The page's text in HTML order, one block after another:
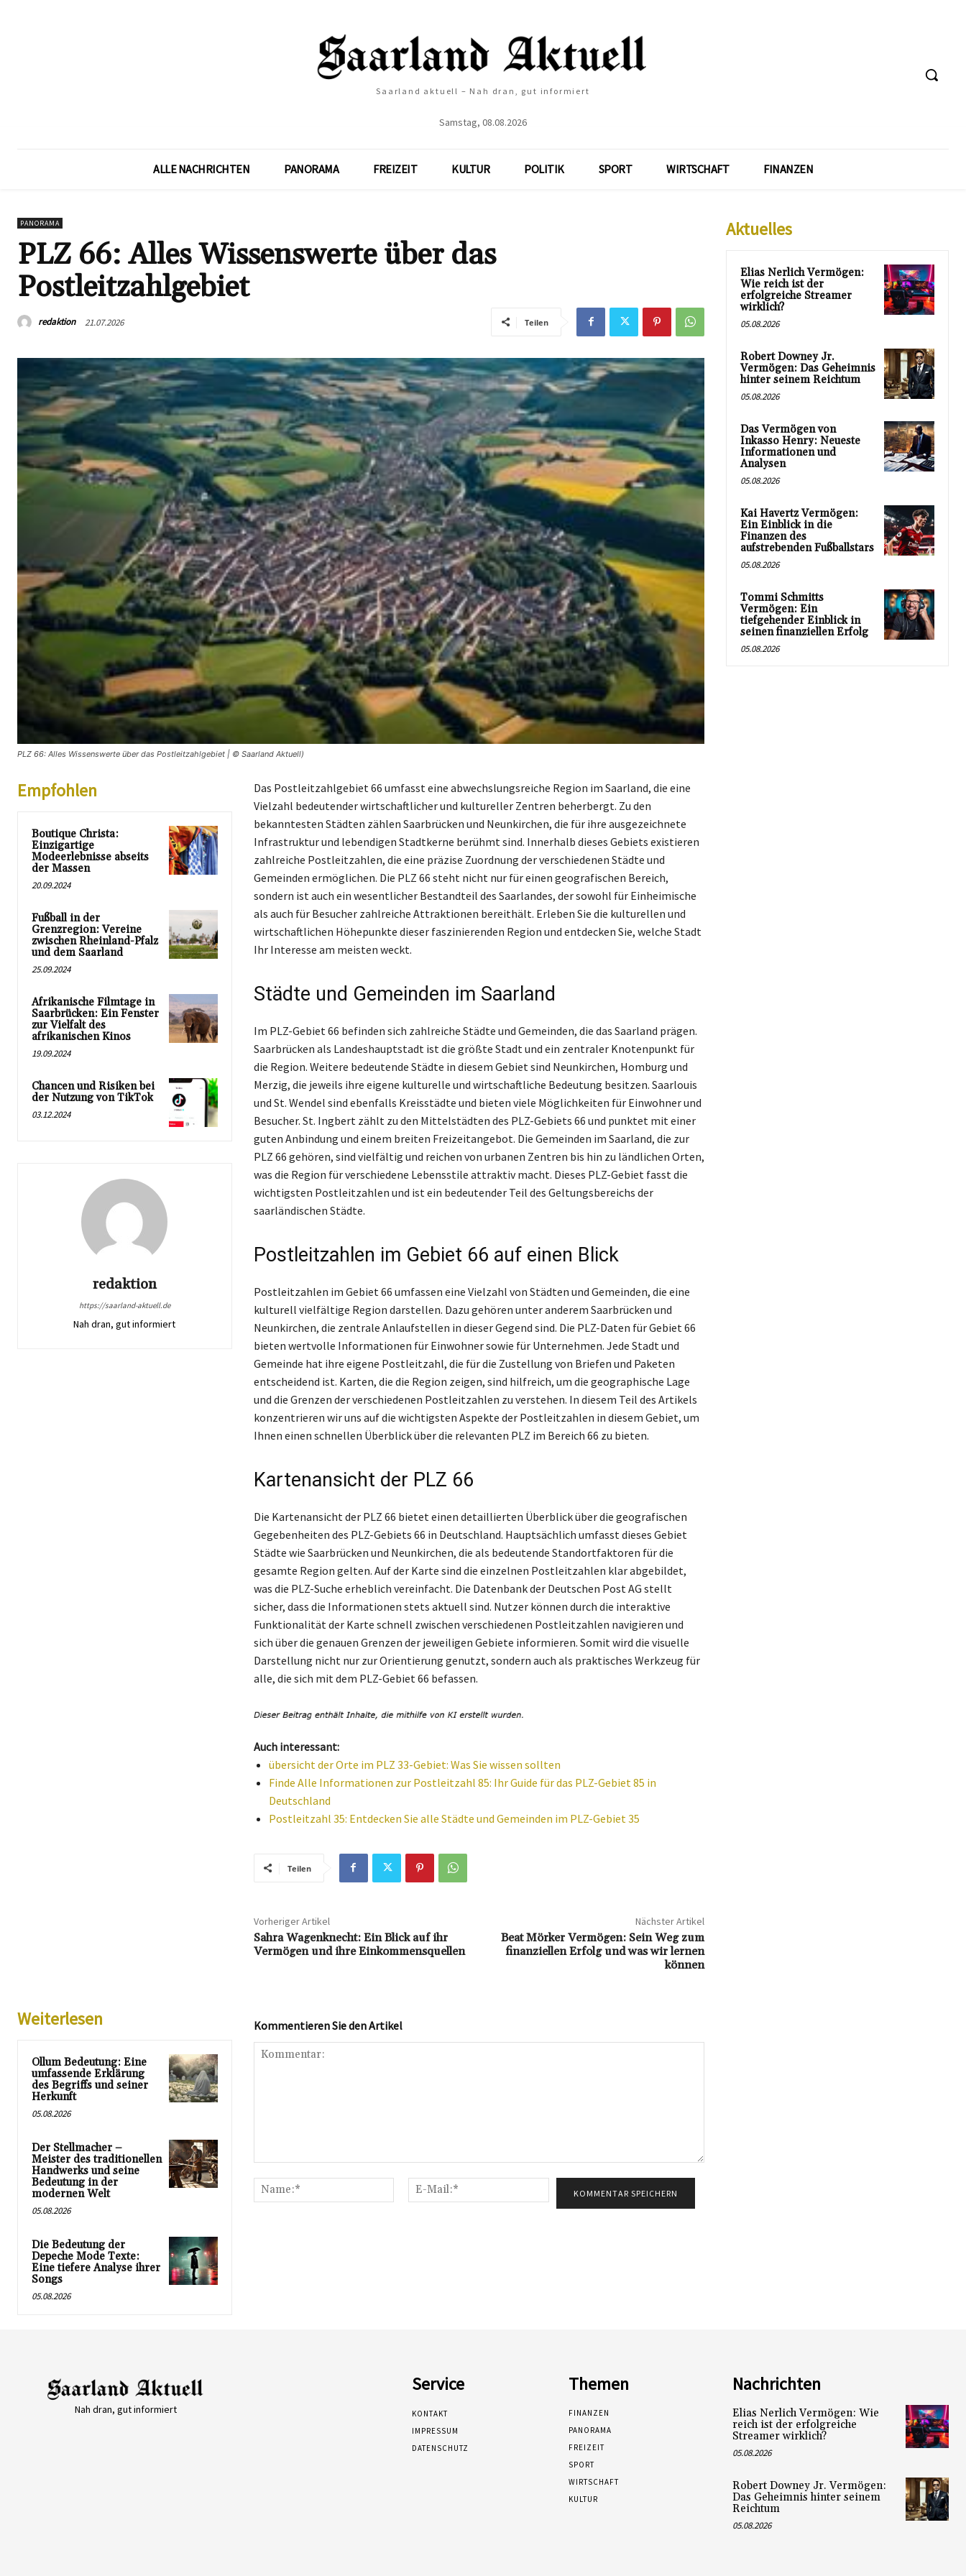
Saarland aktuell – Nah dran, gut informiert
Samstag, 08.08.2026
ALLE NACHRICHTEN PANORAMA FREIZEIT KULTUR POLITIK SPORT WIRTSCHAFT FINANZEN
PANORAMA
PLZ 66: Alles Wissenswerte über das
Postleitzahlgebiet
redaktion 21.07.2026 Teilen
PLZ 66: Alles Wissenswerte über das Postleitzahlgebiet | © Saarland Aktuell)
Empfohlen
Boutique Christa:
Einzigartige
Modeerlebnisse abseits
der Massen
20.09.2024
Fußball in der
Grenzregion: Vereine
zwischen Rheinland-Pfalz
und dem Saarland
25.09.2024
Afrikanische Filmtage in
Saarbrücken: Ein Fenster
zur Vielfalt des
afrikanischen Kinos
19.09.2024
Chancen und Risiken bei
der Nutzung von TikTok
03.12.2024
redaktion
https://saarland-aktuell.de
Nah dran, gut informiert
Das Postleitzahlgebiet 66 umfasst eine abwechslungsreiche Region im Saarland, die eine
Vielzahl bedeutender wirtschaftlicher und kultureller Zentren beherbergt. Zu den
bekanntesten Städten zählen Saarbrücken und Neunkirchen, die für ihre ausgezeichnete
Infrastruktur und lebendigen Stadtkerne berühmt sind. Innerhalb dieses Gebiets existieren
zahlreiche Postleitzahlen, die eine präzise Zuordnung der verschiedenen Städte und
Gemeinden ermöglichen. Die PLZ 66 steht nicht nur für einen geografischen Bereich,
sondern ist auch ein wesentlicher Bestandteil des Saarlandes, der sowohl für Einheimische
als auch für Besucher zahlreiche Attraktionen bereithält. Erleben Sie die kulturellen und
wirtschaftlichen Höhepunkte dieser faszinierenden Region und entdecken Sie, welche Stadt
Ihr Interesse am meisten weckt.
Städte und Gemeinden im Saarland
Im PLZ-Gebiet 66 befinden sich zahlreiche Städte und Gemeinden, die das Saarland prägen.
Saarbrücken als Landeshauptstadt ist die größte Stadt und ein zentraler Knotenpunkt für
die Region. Weitere bedeutende Städte in diesem Gebiet sind Neunkirchen, Homburg und
Merzig, die jeweils ihre eigene kulturelle und wirtschaftliche Bedeutung besitzen. Saarlouis
und St. Wendel sind ebenfalls Kreisstädte und bieten viele Möglichkeiten für Einwohner und
Besucher. St. Ingbert zählt zu den Mittelstädten des PLZ-Gebiets 66 und punktet mit einer
guten Anbindung und einem breiten Freizeitangebot. Die Gemeinden im Saarland, die zur
PLZ 66 gehören, sind vielfältig und reichen von urbanen Zentren bis hin zu ländlichen Orten,
was die Region für verschiedene Lebensstile attraktiv macht. Dieses PLZ-Gebiet fasst die
wichtigsten Postleitzahlen und ist ein bedeutender Teil des Geltungsbereichs der
saarländischen Städte.
Postleitzahlen im Gebiet 66 auf einen Blick
Postleitzahlen im Gebiet 66 umfassen eine Vielzahl von Städten und Gemeinden, die eine
kulturell vielfältige Region darstellen. Dazu gehören unter anderem Saarbrücken und
Neunkirchen, die zentrale Anlaufstellen in dieser Gegend sind. Die PLZ-Daten für Gebiet 66
bieten wertvolle Informationen für Einwohner sowie für Unternehmen. Jede Stadt und
Gemeinde hat ihre eigene Postleitzahl, die für die Zustellung von Briefen und Paketen
entscheidend ist. Karten, die die Region zeigen, sind hilfreich, um die geographische Lage
und die Grenzen der verschiedenen Postleitzahlen zu verstehen. In diesem Teil des Artikels
konzentrieren wir uns auf die wichtigsten Aspekte der Postleitzahlen in diesem Gebiet, um
Ihnen einen schnellen Überblick über die relevanten PLZ im Bereich 66 zu bieten.
Kartenansicht der PLZ 66
Die Kartenansicht der PLZ 66 bietet einen detaillierten Überblick über die geografischen
Gegebenheiten des PLZ-Gebiets 66 in Deutschland. Hauptsächlich umfasst dieses Gebiet
Städte wie Saarbrücken und Neunkirchen, die als bedeutende Standortfaktoren für die
gesamte Region gelten. Auf der Karte sind die einzelnen Postleitzahlen klar abgebildet,
was die PLZ-Suche erheblich vereinfacht. Die Datenbank der Deutschen Post AG stellt
sicher, dass die Informationen stets aktuell sind. Nutzer können durch die interaktive
Funktionalität der Karte schnell zwischen verschiedenen Postleitzahlen navigieren und
sich über die genauen Grenzen der jeweiligen Gebiete informieren. Somit wird die visuelle
Darstellung nicht nur zur Orientierung genutzt, sondern auch als praktisches Werkzeug für
alle, die sich mit dem PLZ-Gebiet 66 befassen.
Auch interessant:
übersicht der Orte im PLZ 33-Gebiet: Was Sie wissen sollten
Finde Alle Informationen zur Postleitzahl 85: Ihr Guide für das PLZ-Gebiet 85 in
Deutschland
Postleitzahl 35: Entdecken Sie alle Städte und Gemeinden im PLZ-Gebiet 35
Teilen
Vorheriger Artikel
Sahra Wagenknecht: Ein Blick auf ihr
Vermögen und ihre Einkommensquellen
Nächster Artikel
Beat Mörker Vermögen: Sein Weg zum
finanziellen Erfolg und was wir lernen
können
Weiterlesen
Ollum Bedeutung: Eine
umfassende Erklärung
des Begriffs und seiner
Herkunft
05.08.2026
Der Stellmacher –
Meister des traditionellen
Handwerks und seine
Bedeutung in der
modernen Welt
05.08.2026
Die Bedeutung der
Depeche Mode Texte:
Eine tiefere Analyse ihrer
Songs
05.08.2026
Kommentieren Sie den Artikel
Name:*
Mail:*
Aktuelles
Elias Nerlich Vermögen:
Wie reich ist der
erfolgreiche Streamer
wirklich?
05.08.2026
Robert Downey Jr.
Vermögen: Das Geheimnis
hinter seinem Reichtum
05.08.2026
Das Vermögen von
Inkasso Henry: Neueste
Informationen und
Analysen
05.08.2026
Kai Havertz Vermögen:
Ein Einblick in die
Finanzen des
aufstrebenden Fußballstars
05.08.2026
Tommi Schmitts
Vermögen: Ein
tiefgehender Einblick in
seinen finanziellen Erfolg
05.08.2026
Nah dran, gut informiert
Service
KONTAKT
IMPRESSUM
DATENSCHUTZ
Themen
FINANZEN
PANORAMA
FREIZEIT
SPORT
WIRTSCHAFT
KULTUR
Nachrichten
Elias Nerlich Vermögen: Wie
reich ist der erfolgreiche
Streamer wirklich?
05.08.2026
Robert Downey Jr. Vermögen:
Das Geheimnis hinter seinem
Reichtum
05.08.2026